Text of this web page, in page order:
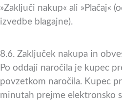
»Zaključi nakup« ali »Plačaj«
izvedbe blagajne).
8.6. Zaključek nakupa in
Po oddaji naročila je kupec
povzetkom naročila. Kupec
minutah prejme elektronsko